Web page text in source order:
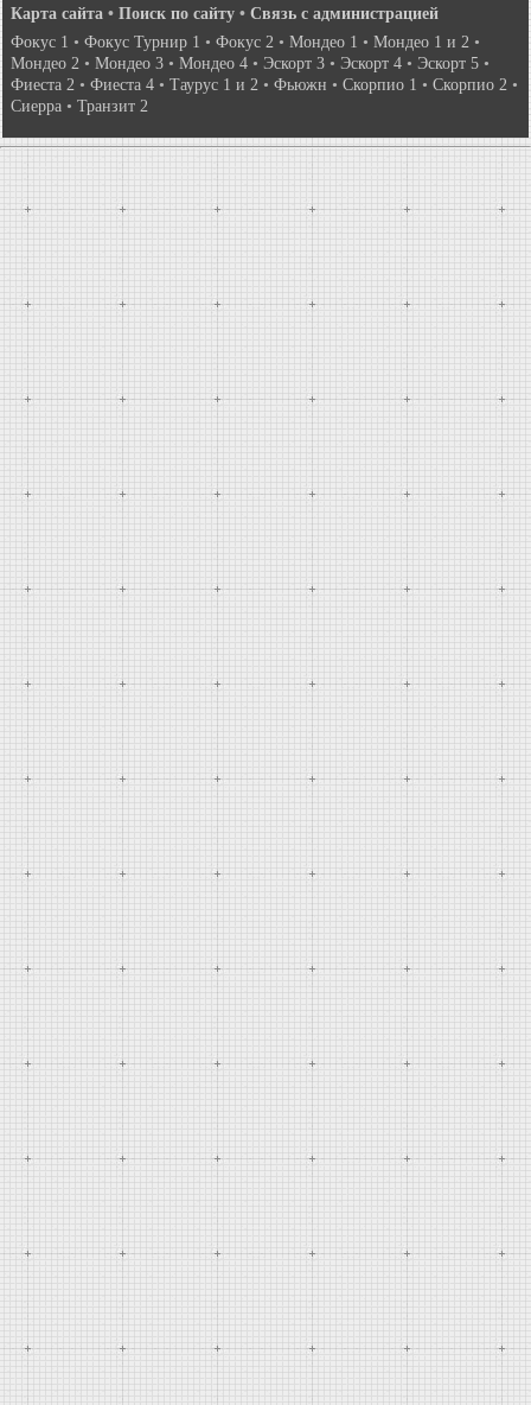
Карта сайта • Поиск по сайту • Связь с администрацией
Фокус 1 • Фокус Турнир 1 • Фокус 2 • Мондео 1 • Мондео 1 и 2 •
Мондео 2 • Мондео 3 • Мондео 4 • Эскорт 3 • Эскорт 4 • Эскорт 5 •
Фиеста 2 • Фиеста 4 • Таурус 1 и 2 • Фьюжн • Скорпио 1 • Скорпио 2 •
Сиерра • Транзит 2